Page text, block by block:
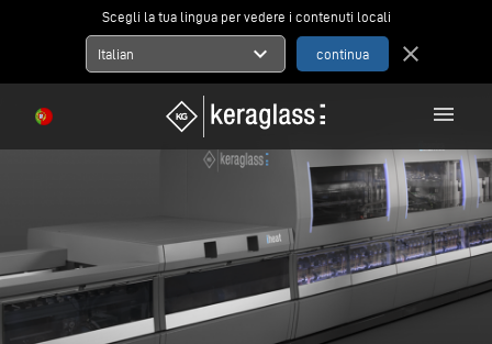
Scegli la tua lingua per vedere i contenuti locali
Italian expand_more close
menu